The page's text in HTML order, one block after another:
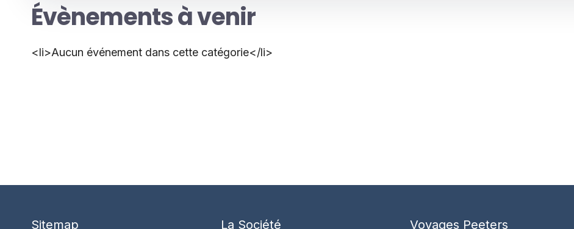
Évènements à venir
<li>Aucun événement dans cette catégorie</li>
Sitemap La Société Voyages Peeters